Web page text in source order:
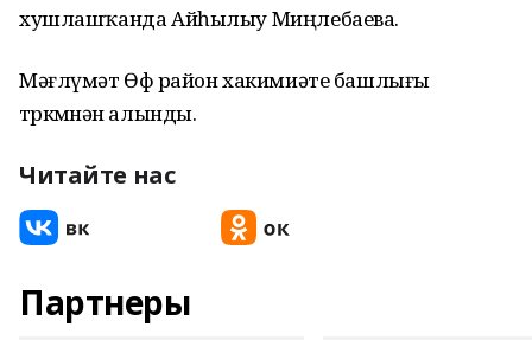
хушлашҡанда Айһылыу Миңлебаева.
Мәғлүмәт Өфө район хакимиәте башлығы
төркөмөнән алынды.
Читайте нас
Партнеры